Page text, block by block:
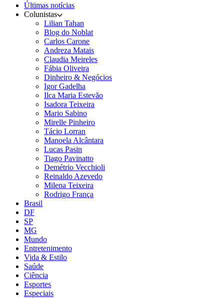
Últimas notícias
Colunistas
Lilian Tahan
Blog do Noblat
Carlos Carone
Andreza Matais
Claudia Meireles
Fábia Oliveira
Dinheiro & Negócios
Igor Gadelha
Ilca Maria Estevão
Isadora Teixeira
Mario Sabino
Mirelle Pinheiro
Tácio Lorran
Manoela Alcântara
Lucas Pasin
Tiago Pavinatto
Demétrio Vecchioli
Reinaldo Azevedo
Milena Teixeira
Rodrigo França
Brasil
DF
SP
MG
Mundo
Entretenimento
Vida & Estilo
Saúde
Ciência
Esportes
Especiais